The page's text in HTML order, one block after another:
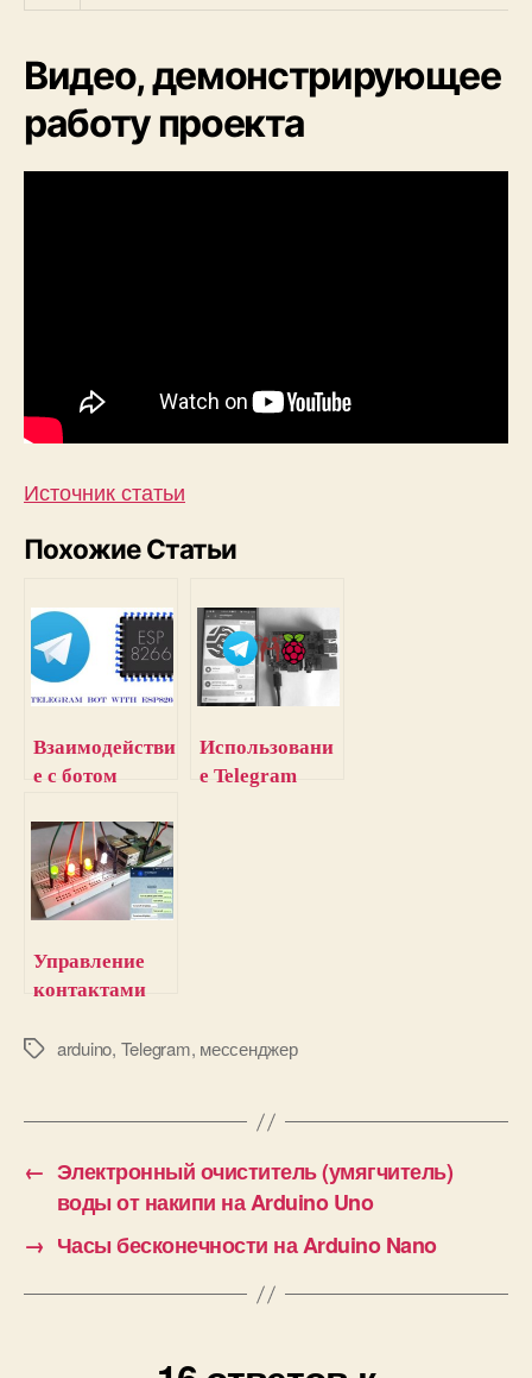
Видео, демонстрирующее
работу проекта
Источник статьи
Похожие Статьи
Взаимодействи
е с ботом
помощью
ESP8266
Использовани
е Telegram
Управление
контактами
приложения
М
к
arduino, Telegram, мессенджер
← Электронный очиститель (умягчитель)
воды от накипи на Arduino Uno
→ Часы бесконечности на Arduino Nano